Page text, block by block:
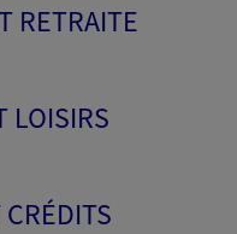
RETRAITE
LOISIRS